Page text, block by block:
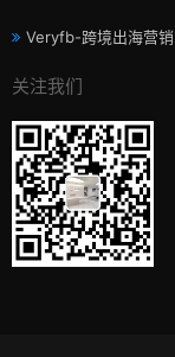
Veryfb-跨境出海营销
关注我们